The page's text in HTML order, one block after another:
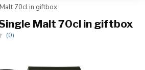
70cl in giftbox
Malt 70cl in giftbox
(0)